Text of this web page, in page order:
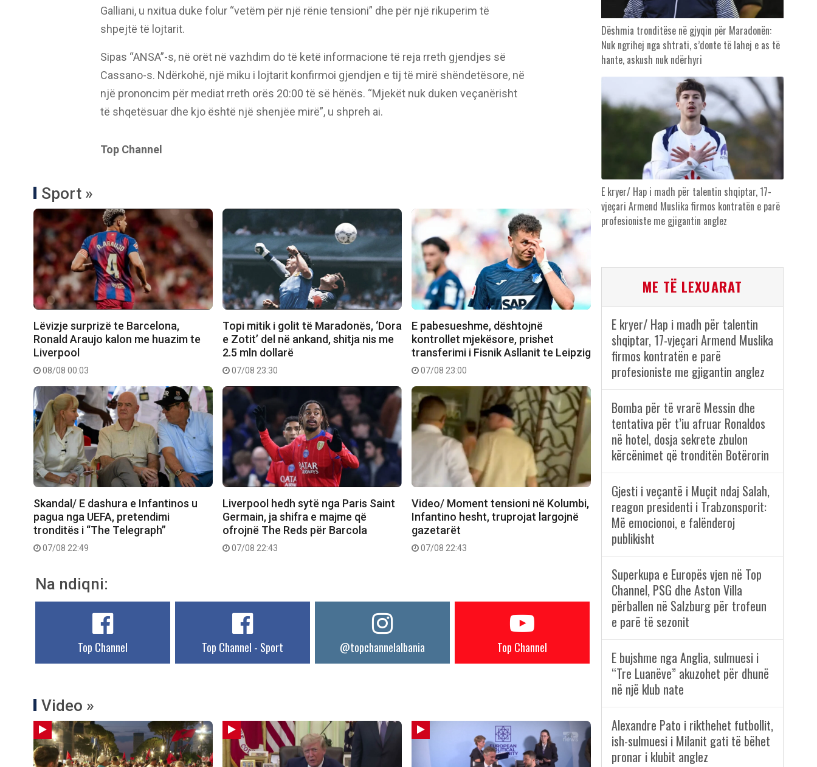
Galliani, u nxitua duke folur “vetëm për një rënie tensioni” dhe për një rikuperim të
shpejtë të lojtarit.
Sipas “ANSA”-s, në orët në vazhdim do të ketë informacione të reja rreth gjendjes së
Cassano-s. Ndërkohë, një miku i lojtarit konfirmoi gjendjen e tij të mirë shëndetësore, në
një prononcim për mediat rreth orës 20:00 të së hënës. “Mjekët nuk duken veçanërisht
të shqetësuar dhe kjo është një shenjëe mirë”, u shpreh ai.
Top Channel
Sport »
Lëvizje surprizë te Barcelona,
Ronald Araujo kalon me huazim te
Liverpool
08/08 00:03
Topi mitik i golit të Maradonës, ‘Dora
e Zotit’ del në ankand, shitja nis me
2.5 mln dollarë
07/08 23:30
E pabesueshme, dështojnë
kontrollet mjekësore, prishet
transferimi i Fisnik Asllanit te Leipzig
07/08 23:00
Skandal/ E dashura e Infantinos u
pagua nga UEFA, pretendimi
tronditës i “The Telegraph”
07/08 22:49
Liverpool hedh sytë nga Paris Saint
Germain, ja shifra e majme që
ofrojnë The Reds për Barcola
07/08 22:43
Video/ Moment tensioni në Kolumbi,
Infantino hesht, truprojat largojnë
gazetarët
07/08 22:43
Na ndiqni:
Top Channel Top Channel - Sport @topchannelalbania Top Channel
Video »
Dëshmia tronditëse në gjyqin për Maradonën:
Nuk ngrihej nga shtrati, s’donte të lahej e as të
hante, askush nuk ndërhyri
E kryer/ Hap i madh për talentin shqiptar, 17-
vjeçari Armend Muslika firmos kontratën e parë
profesioniste me gjigantin anglez
ME TË LEXUARAT
E kryer/ Hap i madh për talentin
shqiptar, 17-vjeçari Armend Muslika
firmos kontratën e parë
profesioniste me gjigantin anglez
Bomba për të vrarë Messin dhe
tentativa për t’iu afruar Ronaldos
në hotel, dosja sekrete zbulon
kërcënimet që tronditën Botërorin
Gjesti i veçantë i Muçit ndaj Salah,
reagon presidenti i Trabzonsporit:
Më emocionoi, e falënderoj
publikisht
Superkupa e Europës vjen në Top
Channel, PSG dhe Aston Villa
përballen në Salzburg për trofeun
e parë të sezonit
E bujshme nga Anglia, sulmuesi i
“Tre Luanëve” akuzohet për dhunë
në një klub nate
Alexandre Pato i rikthehet futbollit,
ish-sulmuesi i Milanit gati të bëhet
pronar i klubit anglez